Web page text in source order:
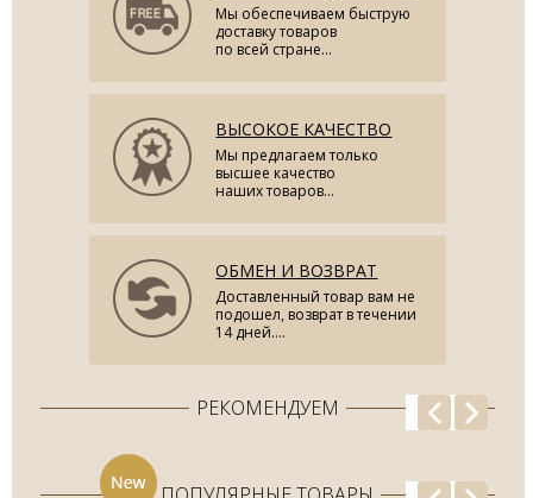
Мы обеспечиваем быструю
доставку товаров
по всей стране...
ВЫСОКОЕ КАЧЕСТВО
Мы предлагаем только
высшее качество
наших товаров...
ОБМЕН И ВОЗВРАТ
Доставленный товар вам не
подошел, возврат в течении
14 дней....
РЕКОМЕНДУЕМ